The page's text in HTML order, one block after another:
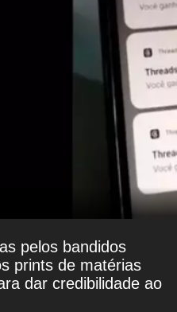
pelos bandidos
prints de matérias
dar credibilidade ao